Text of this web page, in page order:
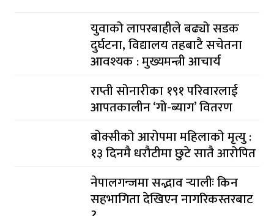
युवाको लापरबाहीले बढ्यो सडक
दुर्घटना, विद्यालय तहबाटै सचेतना
आवश्यक : मुख्यमन्त्री आचार्य
राप्ती सोनारीका १९१ परिवारलाई
आपतकालीन ‘गो-ब्याग’ वितरण
बोक्सीको आरोपमा महिलाको मृत्यु :
१३ दिनमै धरौटीमा छुटे सातै आरोपित
नेपालगन्जमा सद्भाव र्‍यालीः किन
सहभागिता देखिएन नागरिकस्तरबाट